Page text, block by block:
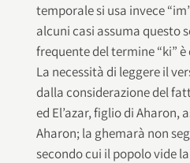
temporale si usa invece
alcuni casi assuma questo
frequente del termine “ki”
La necessità di leggere il
dalla considerazione del
ed El’azar, figlio di
Aharon; la ghemarà non
secondo cui il popolo vide